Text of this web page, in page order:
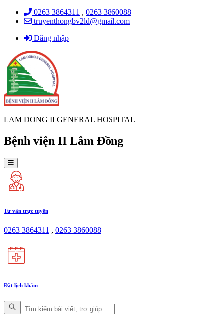
0263 3864311 , 0263 3860088
truyenthongbv2ld@gmail.com
Đăng nhập
LAM DONG II GENERAL HOSPITAL
Bệnh viện II Lâm Đồng
Tư vấn trực tuyến
0263 3864311 , 0263 3860088
Đặt lịch khám